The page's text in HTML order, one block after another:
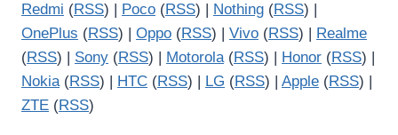
Redmi (RSS) | Poco (RSS) | Nothing (RSS) |
OnePlus (RSS) | Oppo (RSS) | Vivo (RSS) |
Realme
(RSS) | Sony (RSS) | Motorola(RSS) | Honor (RSS) |
Nokia(RSS) | HTC (RSS) | LG (RSS) | Apple (RSS) |
ZTE (RSS)